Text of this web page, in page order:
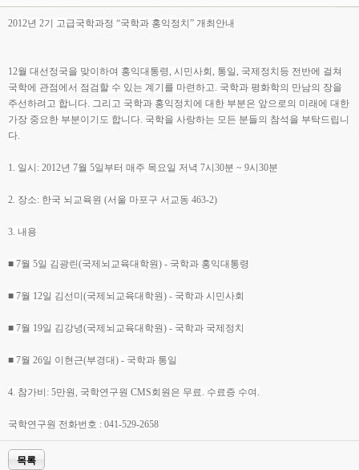
2012년 2기 고급국학과정 “국학과 홍익정치” 개최안내
12월 대선정국을 맞이하여 홍익대통령, 시민사회, 통일, 국제정치등 전반에 걸쳐
국학에 관점에서 점검할 수 있는 계기를 마련하고. 국학과 평화학의 만남의 장을
주선하려고 합니다. 그리고 국학과 홍익정치에 대한 부분은 앞으로의 미래에 대한
가장 중요한 부분이기도 합니다. 국학을 사랑하는 모든 분들의 참석을 부탁드립니
다.
1. 일시: 2012년 7월 5일부터 매주 목요일 저녁 7시30분 ~ 9시30분
2. 장소: 한국 뇌교육원 (서울 마포구 서교동 463-2)
3. 내용
■ 7월 5일 김광린(국제뇌교육대학원) - 국학과 홍익대통령
■ 7월 12일 김선미(국제뇌교육대학원) - 국학과 시민사회
■ 7월 19일 김강녕(국제뇌교육대학원) - 국학과 국제정치
■ 7월 26일 이현근(부경대) - 국학과 통일
4. 참가비: 5만원, 국학연구원 CMS회원은 무료. 수료증 수여.
국학연구원 전화번호 : 041-529-2658
목록